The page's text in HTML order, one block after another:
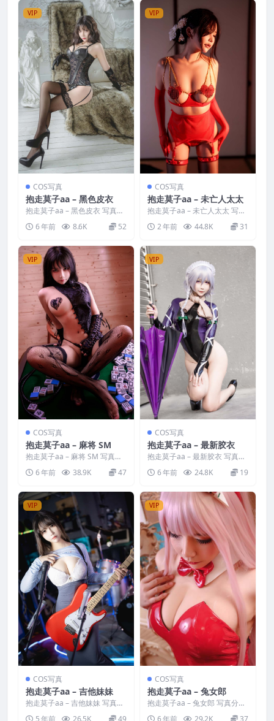
VIP
COS写真
抱走莫子aa – 黑色皮衣
抱走莫子aa – 黑色皮衣 写真分
类：唯美，参与模特：抱走莫
子aa [套图大小]...
6 年前 8.6K 52
VIP
COS写真
抱走莫子aa – 未亡人太太
抱走莫子aa – 未亡人太太 写真
分类：唯美，参与模特：抱走
莫子aa [套图大小...
2 年前 44.8K 31
VIP
COS写真
抱走莫子aa – 麻将 SM
抱走莫子aa – 麻将 SM 写真分
类：唯美，参与模特：抱走莫
子aa [套图大小...
6 年前 38.9K 47
VIP
COS写真
抱走莫子aa – 最新胶衣
抱走莫子aa – 最新胶衣 写真分
类：唯美，参与模特：抱走莫
子aa [套图大小]...
6 年前 24.8K 19
VIP
COS写真
抱走莫子aa – 吉他妹妹
抱走莫子aa – 吉他妹妹 写真分
类：唯美，参与模特：抱走莫
5 年前 26.5K 49
VIP
COS写真
抱走莫子aa – 兔女郎
抱走莫子aa – 兔女郎 写真分
类：唯美，参与模特：抱走莫
6 年前 29.2K 37